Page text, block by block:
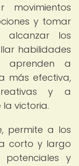
y tomar
alcanzar los
habilidades
aprenden a
más efectiva,
y a
victoria.
permite a los
corto y largo
potenciales y